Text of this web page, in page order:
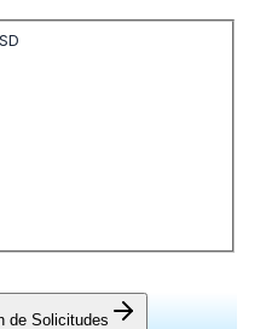
de Solicitudes